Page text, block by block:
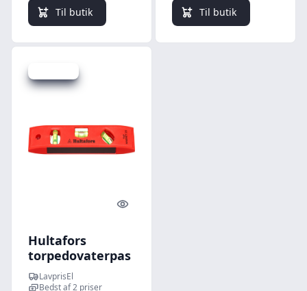
Til butik Til butik
Quick look
Hultafors
torpedovaterpas
LavprisEl
Bedst af 2 priser